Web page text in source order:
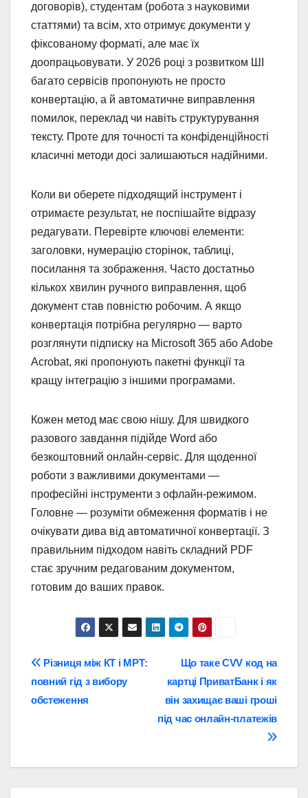
договорів), студентам (робота з науковими
статтями) та всім, хто отримує документи у
фіксованому форматі, але має їх
доопрацьовувати. У 2026 році з розвитком ШІ
багато сервісів пропонують не просто
конвертацію, а й автоматичне виправлення
помилок, переклад чи навіть структурування
тексту. Проте для точності та конфіденційності
класичні методи досі залишаються надійними.
Коли ви оберете підходящий інструмент і
отримаєте результат, не поспішайте відразу
редагувати. Перевірте ключові елементи:
заголовки, нумерацію сторінок, таблиці,
посилання та зображення. Часто достатньо
кількох хвилин ручного виправлення, щоб
документ став повністю робочим. А якщо
конвертація потрібна регулярно — варто
розглянути підписку на Microsoft 365 або Adobe
Acrobat, які пропонують пакетні функції та
кращу інтеграцію з іншими програмами.
Кожен метод має свою нішу. Для швидкого
разового завдання підійде Word або
безкоштовний онлайн-сервіс. Для щоденної
роботи з важливими документами —
професійні інструменти з офлайн-режимом.
Головне — розуміти обмеження форматів і не
очікувати дива від автоматичної конвертації. З
правильним підходом навіть складний PDF
стає зручним редагованим документом,
готовим до ваших правок.
Навігація
записів
Що таке CVV код на
картці ПриватБанк і як
він захищає ваші гроші
під час онлайн-платежів
Різниця між КТ і МРТ:
повний гід з вибору
обстеження